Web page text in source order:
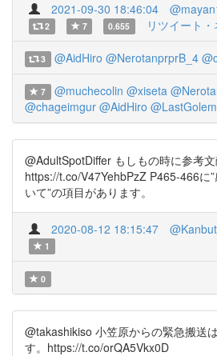
2021-09-30 18:46:04
2 7 0.655 リツイート
3 @AidHiro @NerotanprprB_4
7 @muchecolin @xiseta
@chageimgur @AidHiro
@AdultSpotDiffer もしもの時に参考文
https://t.co/V47YehbPzZ P465-466に
いて”の項目があります。
2020-08-12 18:15:47
1
0
@takashikiso 小笠原からの緊急搬送
す。https://t.co/orQA5Vkx0D